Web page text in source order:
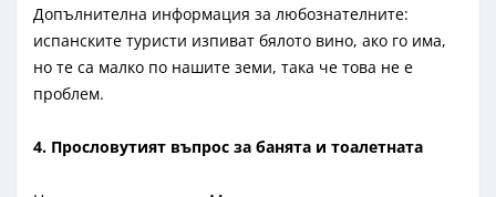
Допълнителна информация за любознателните:
испанските туристи изпиват бялото вино, ако го има,
но те са малко по нашите земи, така че това не е
проблем.
4. Прословутият въпрос за банята и тоалетната